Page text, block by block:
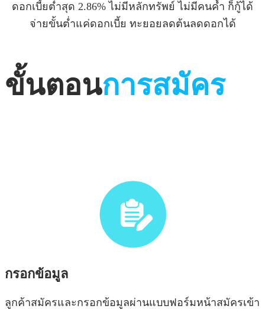
ดอกเบี้ยต่ำสุด 2.86% ไม่มีหลักทรัพย์ ไม่มีคนค้ำ ก็กู้ได้
จ่ายขั้นต่ำแค่ดอกเบี้ย ทะยอยลดต้นลดดอกได้
ขั้นตอนการสมัคร
กรอกข้อมูล
ลูกค้าสมัครและกรอกข้อมูลผ่านแบบฟอร์มหน้าสมัครเข้า